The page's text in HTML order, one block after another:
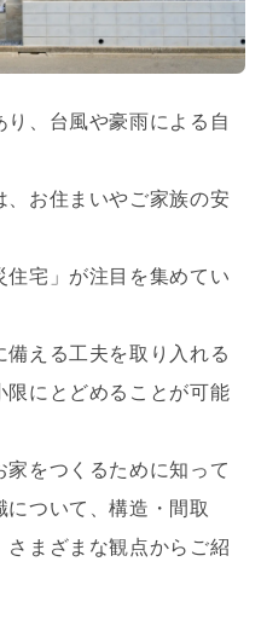
、台風や豪雨による自
、お住まいやご家族の安
住宅」が注目を集めてい
える工夫を取り入れる
限にとどめることが可能
をつくるために知って
ついて、構造・間取
さまざまな観点からご紹